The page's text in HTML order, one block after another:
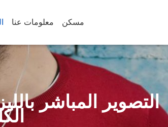
مسكن معلومات عنا
التصوير المباشر